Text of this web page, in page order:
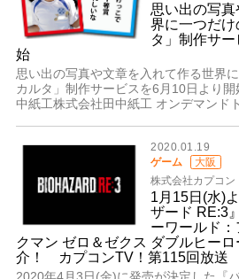
思い出の写
界に一つだ
タ」制作サ
始
思い出の写真や文章を入れて作る世界
カルタ」制作サービスを6月10日より
中紙工株式会社田中紙工 オンデマンドト
2020.01.19
ゲーム
大阪
株式会社カプコン
1⽉15⽇(⽔)
ザード RE:3
ーワールド
クマン ゼロ＆ゼクス ダブルヒー
介！ カプコンTV！第115回放送
2020年4⽉3⽇(⾦)に発売が決定した『